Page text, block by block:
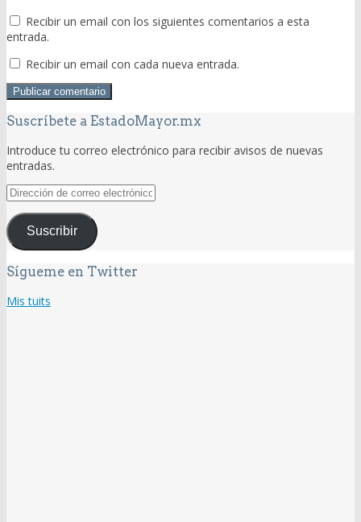
Recibir un email con los siguientes comentarios a esta
entrada.
Recibir un email con cada nueva entrada.
Suscríbete a EstadoMayor.mx
Introduce tu correo electrónico para recibir avisos de nuevas
entradas.
Dirección
de
correo
electrónico
Suscribir
Sígueme en Twitter
Mis tuits